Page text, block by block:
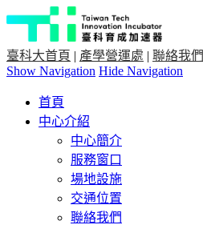
臺科大首頁 | 產學營運處 | 聯絡我們
Show Navigation Hide Navigation
首頁
中心介紹
中心簡介
服務窗口
場地設施
交通位置
聯絡我們